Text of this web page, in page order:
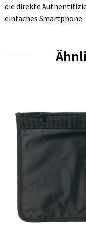
die direkte
einfaches Smartphone.